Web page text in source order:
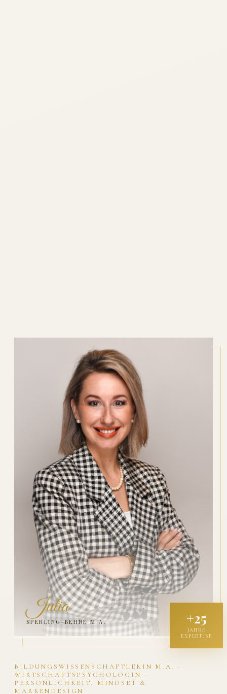
BILDUNGSWISSENSCHAFTLERIN M.A. ·
WIRTSCHAFTSPSYCHOLOGIN ·
PERSÖNLICHKEIT, MINDSET &
MARKENDESIGN
Julia
SPERLING-BEHNE M.A. +25
JAHRE
EXPERTISE